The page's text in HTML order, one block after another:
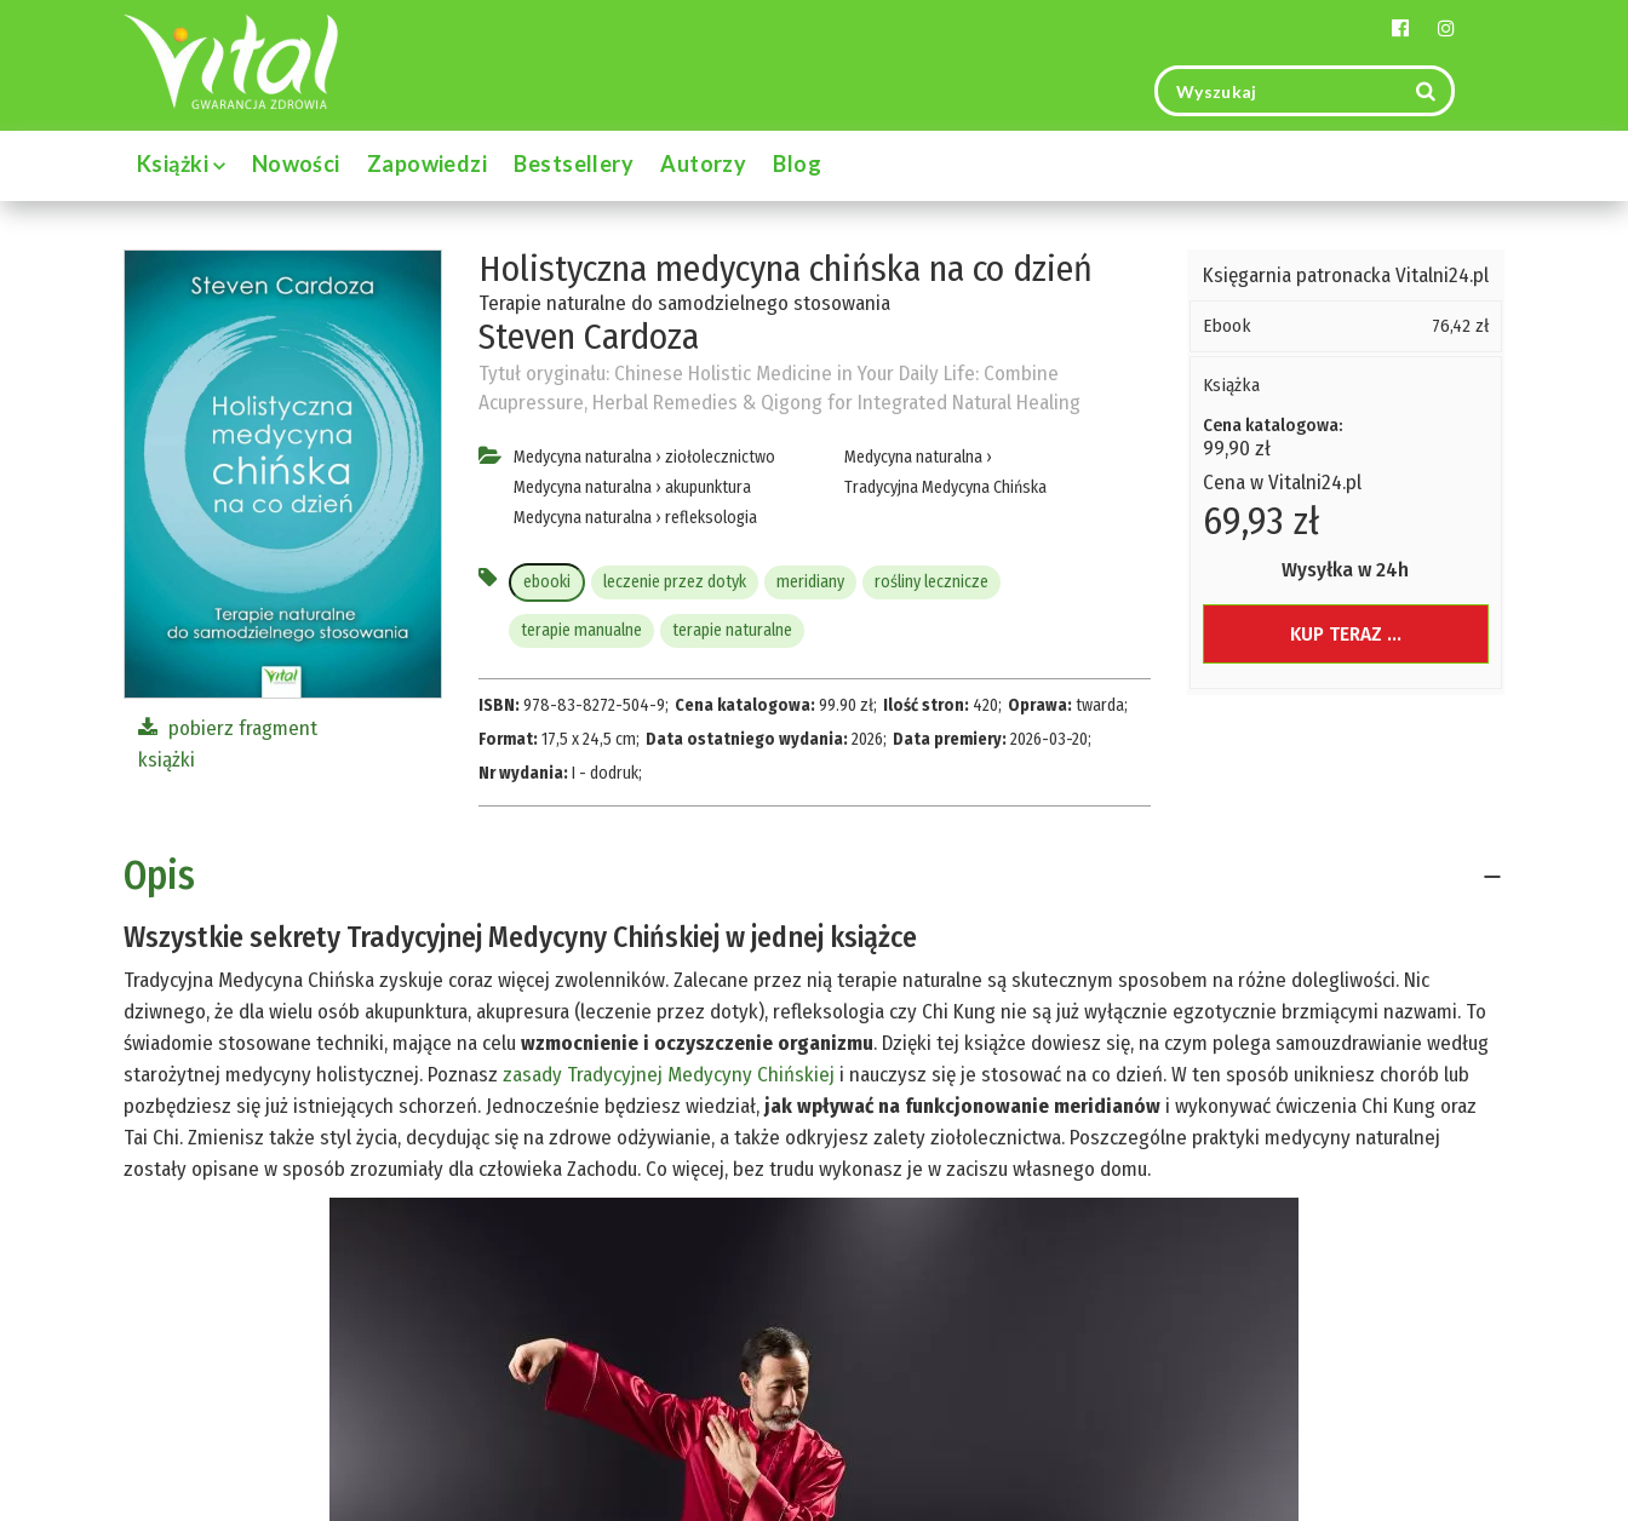
Książki Nowości Zapowiedzi Bestsellery Autorzy Blog
pobierz fragment
książki
Holistyczna medycyna chińska na co dzień
Terapie naturalne do samodzielnego stosowania
Steven Cardoza
Tytuł oryginału: Chinese Holistic Medicine in Your Daily Life: Combine
Acupressure, Herbal Remedies & Qigong for Integrated Natural Healing
Medycyna naturalna› ziołolecznictwo
Medycyna naturalna› akupunktura
Medycyna naturalna› refleksologia
Medycyna naturalna›
Tradycyjna Medycyna Chińska
ebooki leczenie przez dotyk meridiany rośliny lecznicze
terapie manualne terapie naturalne
ISBN:978-83-8272-504-9; Cena katalogowa:99.90 zł; Ilość stron: 420; Oprawa:twarda;
Format:17,5 x 24,5 cm; Data ostatniego wydania:2026; Data premiery:2026-03-20;
Nr wydania:I - dodruk;
Księgarnia patronacka Vitalni24.pl
Ebook 76,42 zł
Książka
Cena katalogowa:
99,90 zł
Cena w Vitalni24.pl
69,93 zł
Wysyłka w 24h
KUP TERAZ ...
Opis
Wszystkie sekrety Tradycyjnej Medycyny Chińskiej w jednej książce
Tradycyjna Medycyna Chińska zyskuje coraz więcej zwolenników. Zalecane przez nią terapie naturalne są skutecznym sposobem na różne dolegliwości. Nic
dziwnego, że dla wielu osób akupunktura, akupresura (leczenie przez dotyk), refleksologia czy Chi Kung nie są już wyłącznie egzotycznie brzmiącymi nazwami. To
świadomie stosowane techniki, mające na celu wzmocnienie i oczyszczenie organizmu. Dzięki tej książce dowiesz się, na czym polega samouzdrawianie według
starożytnej medycyny holistycznej. Poznasz zasady Tradycyjnej Medycyny Chińskiej i nauczysz się je stosować na co dzień. W ten sposób unikniesz chorób lub
pozbędziesz się już istniejących schorzeń. Jednocześnie będziesz wiedział,jak wpływać na funkcjonowanie meridianów i wykonywać ćwiczenia Chi Kung oraz
Tai Chi. Zmienisz także styl życia, decydując się na zdrowe odżywianie, a także odkryjesz zalety ziołolecznictwa. Poszczególne praktyki medycyny naturalnej
zostały opisane w sposób zrozumiały dla człowieka Zachodu. Co więcej, bez trudu wykonasz je w zaciszu własnego domu.